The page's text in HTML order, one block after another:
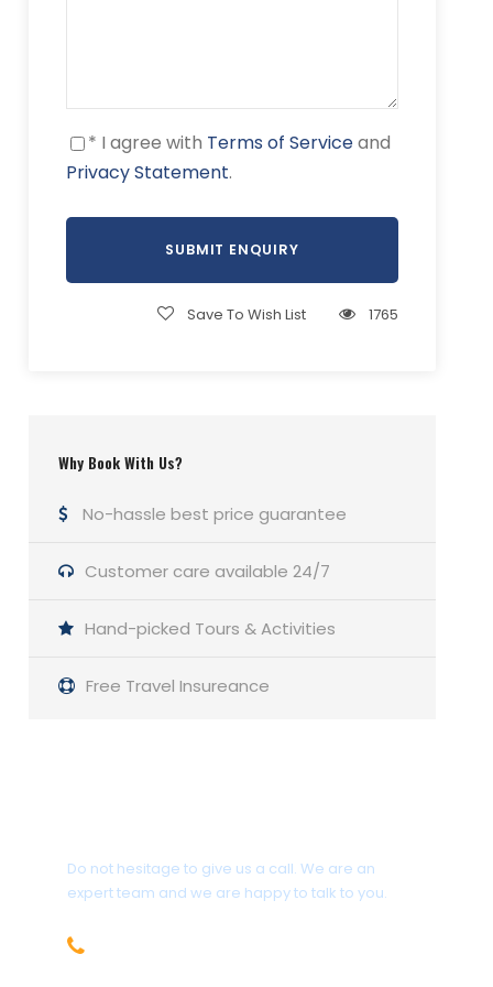
* I agree with Terms of Serviceand
Privacy Statement.
Save To Wish List 1765
Why Book With Us?
No-hassle best price guarantee
Customer care available 24/7
Hand-picked Tours & Activities
Free Travel Insureance
Do not hesitage to give us a call. We are an
expert team and we are happy to talk to you.